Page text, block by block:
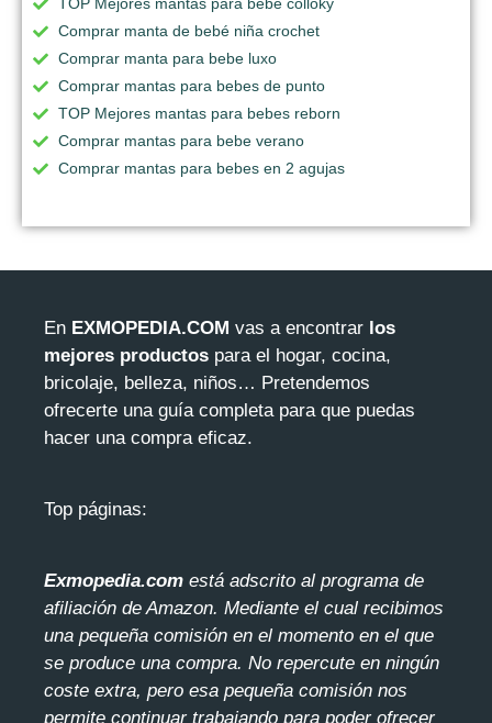
TOP Mejores mantas para bebe colloky
Comprar manta de bebé niña crochet
Comprar manta para bebe luxo
Comprar mantas para bebes de punto
TOP Mejores mantas para bebes reborn
Comprar mantas para bebe verano
Comprar mantas para bebes en 2 agujas
En EXMOPEDIA.COM vas a encontrar los
mejores productos para el hogar, cocina,
bricolaje, belleza, niños… Pretendemos
ofrecerte una guía completa para que puedas
hacer una compra eficaz.
Top páginas:
Exmopedia.com está adscrito al programa de
afiliación de Amazon. Mediante el cual recibimos
una pequeña comisión en el momento en el que
se produce una compra. No repercute en ningún
coste extra, pero esa pequeña comisión nos
permite continuar trabajando para poder ofrecer